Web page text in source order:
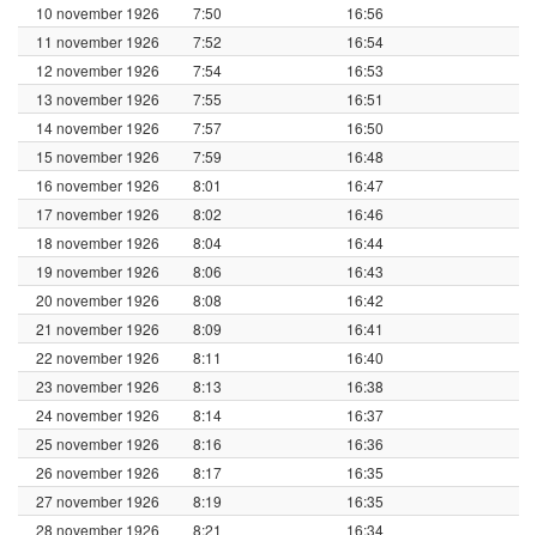
10 november 1926
7:50
16:56
11 november 1926
7:52
16:54
12 november 1926
7:54
16:53
13 november 1926
7:55
16:51
14 november 1926
7:57
16:50
15 november 1926
7:59
16:48
16 november 1926
8:01
16:47
17 november 1926
8:02
16:46
18 november 1926
8:04
16:44
19 november 1926
8:06
16:43
20 november 1926
8:08
16:42
21 november 1926
8:09
16:41
22 november 1926
8:11
16:40
23 november 1926
8:13
16:38
24 november 1926
8:14
16:37
25 november 1926
8:16
16:36
26 november 1926
8:17
16:35
27 november 1926
8:19
16:35
28 november 1926
8:21 16:34